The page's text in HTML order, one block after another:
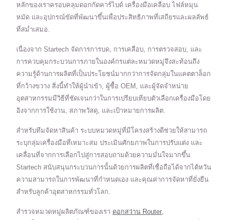
หลักของเราครอบคลุมดอกกัดคาร์ไบด์ เครื่องมือเคลือบ ไฟล์หมุน
หมัด และอุปกรณ์ขัดที่พัฒนาขึ้นเพื่อประสิทธิภาพที่เสถียรและผลลัพธ์
ที่สม่ำเสมอ.
เนื่องจาก Startech จัดการการบด, การเคลือบ, การตรวจสอบ, และ
การควบคุมกระบวนการภายในองค์กรแต่ละหมวดหมู่จึงสะท้อนถึง
ความรู้ด้านการผลิตที่เป็นประโยชน์มากกว่าการจัดกลุ่มในแคตตาล็อก
ที่กว้างขวาง สิ่งนี้ทำให้ผู้นำเข้า, ผู้ซื้อ OEM, และผู้จัดจำหน่าย
อุตสาหกรรมมีวิธีที่ชัดเจนกว่าในการเปรียบเทียบตัวเลือกเครื่องมือโดย
อิงจากการใช้งาน, สภาพวัสดุ, และเป้าหมายการผลิต.
สำหรับทีมจัดหาสินค้า ระบบหมวดหมู่ที่มีโครงสร้างดีช่วยให้สามารถ
ระบุกลุ่มเครื่องมือที่เหมาะสม ประเมินศักยภาพในการปรับแต่ง และ
เคลื่อนที่จากการเลือกไปสู่การสอบถามด้วยความมั่นใจมากขึ้น
Startech สนับสนุนกระบวนการนั้นด้วยการผลิตที่เชื่อถือได้จากไต้หวัน
ความสามารถในการพัฒนาที่กำหนดเอง และคุณค่าการจัดหาที่ยั่งยืน
สำหรับลูกค้าอุตสาหกรรมทั่วโลก.
สำรวจหมวดหมู่ผลิตภัณฑ์ของเรา ดอกสว่าน Router,